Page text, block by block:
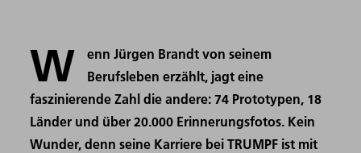
W
enn Jürgen Brandt von seinem
Berufsleben erzählt, jagt eine
faszinierende Zahl die andere: 74 Prototypen, 18
Länder und über 20.000 Erinnerungsfotos. Kein
Wunder, denn seine Karriere bei TRUMPF ist mit